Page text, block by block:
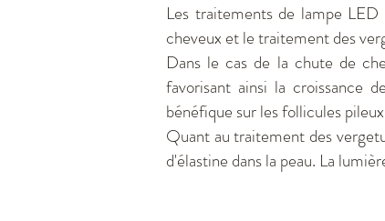
Les traitements de lampe
cheveux et le traitement des
Dans le cas de la chute de
favorisant ainsi la croissance
bénéfique sur les follicules
Quant au traitement des
d'élastine dans la peau. La